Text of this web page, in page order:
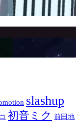
slashup
初音ミク 前田地